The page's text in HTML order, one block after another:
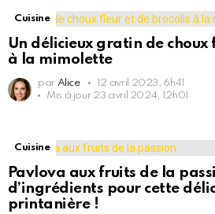
Cuisine
Un délicieux gratin de
à la mimolette
par Alice
12 avril 2023, 6h41
Mis à jour 23 avril 2024, 12h01
Cuisine
Pavlova aux fruits de la
d’ingrédients pour cette
printanière !